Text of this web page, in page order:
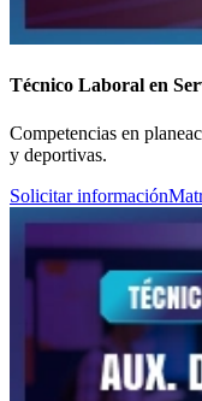
Técnico Laboral en
Competencias en
y deportivas.
Solicitar información